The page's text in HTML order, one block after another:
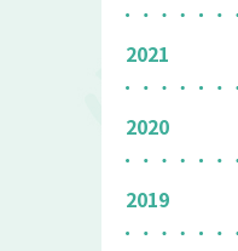
2021
2020
2019